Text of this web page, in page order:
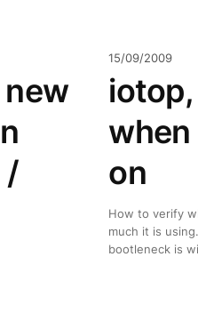
/
15/09/2009
when
on
How to verify
much it is
bootleneck is